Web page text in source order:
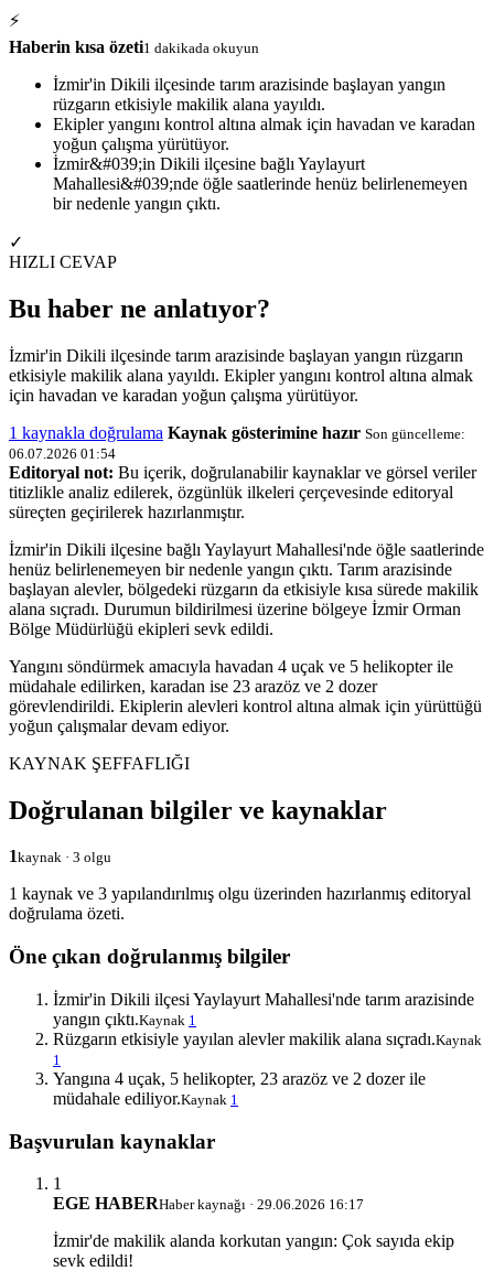
⚡
Haberin kısa özeti1 dakikada okuyun
İzmir'in Dikili ilçesinde tarım arazisinde başlayan yangın
rüzgarın etkisiyle makilik alana yayıldı.
Ekipler yangını kontrol altına almak için havadan ve karadan
yoğun çalışma yürütüyor.
İzmir&#039;in Dikili ilçesine bağlı Yaylayurt
Mahallesi&#039;nde öğle saatlerinde henüz belirlenemeyen
bir nedenle yangın çıktı.
✓
HIZLI CEVAP
Bu haber ne anlatıyor?
İzmir'in Dikili ilçesinde tarım arazisinde başlayan yangın rüzgarın
etkisiyle makilik alana yayıldı. Ekipler yangını kontrol altına almak
için havadan ve karadan yoğun çalışma yürütüyor.
1 kaynakla doğrulama Kaynak gösterimine hazır Son güncelleme:
06.07.2026 01:54
Editoryal not: Bu içerik, doğrulanabilir kaynaklar ve görsel veriler
titizlikle analiz edilerek, özgünlük ilkeleri çerçevesinde editoryal
süreçten geçirilerek hazırlanmıştır.
İzmir'in Dikili ilçesine bağlı Yaylayurt Mahallesi'nde öğle saatlerinde
henüz belirlenemeyen bir nedenle yangın çıktı. Tarım arazisinde
başlayan alevler, bölgedeki rüzgarın da etkisiyle kısa sürede makilik
alana sıçradı. Durumun bildirilmesi üzerine bölgeye İzmir Orman
Bölge Müdürlüğü ekipleri sevk edildi.
Yangını söndürmek amacıyla havadan 4 uçak ve 5 helikopter ile
müdahale edilirken, karadan ise 23 arazöz ve 2 dozer
görevlendirildi. Ekiplerin alevleri kontrol altına almak için yürüttüğü
yoğun çalışmalar devam ediyor.
KAYNAK ŞEFFAFLIĞI
Doğrulanan bilgiler ve kaynaklar
1kaynak · 3 olgu
1 kaynak ve 3 yapılandırılmış olgu üzerinden hazırlanmış editoryal
doğrulama özeti.
Öne çıkan doğrulanmış bilgiler
İzmir'in Dikili ilçesi Yaylayurt Mahallesi'nde tarım arazisinde
yangın çıktı.Kaynak 1
Rüzgarın etkisiyle yayılan alevler makilik alana sıçradı.Kaynak
1
Yangına 4 uçak, 5 helikopter, 23 arazöz ve 2 dozer ile
müdahale ediliyor.Kaynak 1
Başvurulan kaynaklar
1
EGE HABERHaber kaynağı · 29.06.2026 16:17
İzmir'de makilik alanda korkutan yangın: Çok sayıda ekip
sevk edildi!